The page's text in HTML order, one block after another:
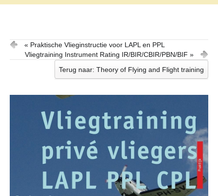
« Praktische Vlieginstructie voor LAPL en PPL
Vliegtraining Instrument Rating IR/BIR/CBIR/PBN/BIF »
Terug naar: Theory of Flying and Flight training